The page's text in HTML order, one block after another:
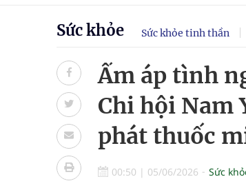
Tỷ lệ tật khúc xạ ở trẻ gia tăng:
Nhiều lợi thế để nâng chất lượng y
Vương Thành Công: Khi việc học
Chấn chỉnh hoạt động kinh doanh
Sức khỏe Sức khỏe tinh thần
Ấm áp tình
Chi hội Nam
phát thuốc
00:50 | 05/06/2026 Sức